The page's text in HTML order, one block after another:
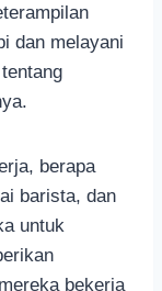
dan melayani
berapa
barista, dan
untuk
bekerja